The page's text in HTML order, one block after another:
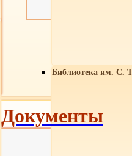
Библиотека им. С.
Документы